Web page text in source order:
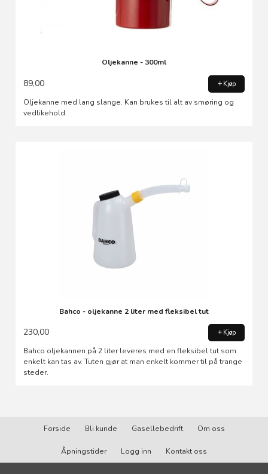
Oljekanne - 300ml
89,00 Kjøp
Oljekanne med lang slange. Kan brukes til alt av smøring og
vedlikehold.
Bahco - oljekanne 2 liter med fleksibel tut
230,00 Kjøp
Bahco oljekannen på 2 liter leveres med en fleksibel tut som
enkelt kan tas av. Tuten gjør at man enkelt kommer til på trange
steder.
Forside Bli kunde Gasellebedrift Om oss
Åpningstider Logg inn Kontakt oss